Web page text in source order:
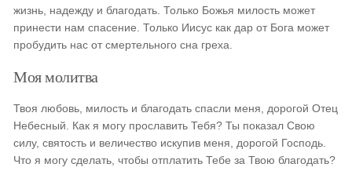
жизнь, надежду и благодать. Только Божья милость может
принести нам спасение. Только Иисус как дар от Бога может
пробудить нас от смертельного сна греха.
Моя молитва
Твоя любовь, милость и благодать спасли меня, дорогой Отец
Небесный. Как я могу прославить Тебя? Ты показал Свою
силу, святость и величество искупив меня, дорогой Господь.
Что я могу сделать, чтобы отплатить Тебе за Твою благодать?